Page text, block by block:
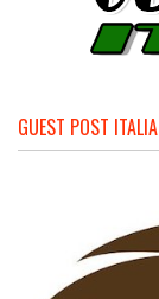
GUEST POST ITALIA